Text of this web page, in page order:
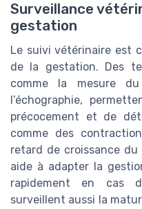
Surveillance
gestation
Le suivi vétérinaire est
de la gestation. Des
comme la mesure
l’échographie,
précocement et de
comme des
retard de croissance
aide à adapter la
rapidement en cas
surveillent aussi la